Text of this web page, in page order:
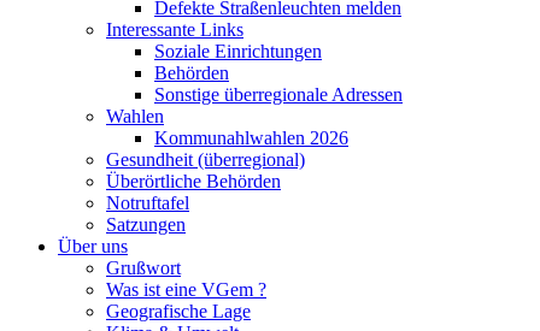
Defekte Straßenleuchten melden
Interessante Links
Soziale Einrichtungen
Behörden
Sonstige überregionale Adressen
Wahlen
Kommunahlwahlen 2026
Gesundheit (überregional)
Überörtliche Behörden
Notruftafel
Satzungen
Über uns
Grußwort
Was ist eine VGem ?
Geografische Lage